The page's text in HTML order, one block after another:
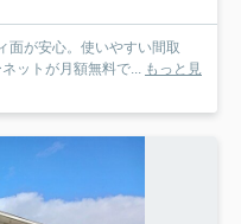
面が安心。使いやすい間取
ットが月額無料で... もっと見